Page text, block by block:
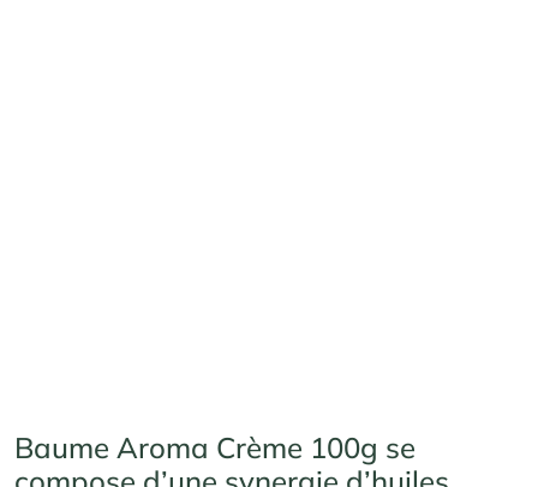
Baume Aroma Crème 100g se